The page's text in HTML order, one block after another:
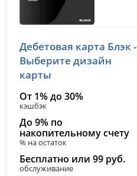
лицензия № 2673
Дебетовая карта Блэк -
Выберите дизайн
карты
От 1% до 30%
кэшбэк
До 9% по
накопительному счету
% на остаток
Бесплатно или 99 руб.
обслуживание